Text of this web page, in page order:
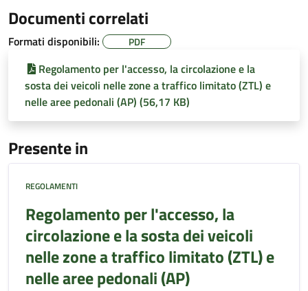
Documenti correlati
Formati disponibili: PDF
Regolamento per l'accesso, la circolazione e la
sosta dei veicoli nelle zone a traffico limitato (ZTL) e
nelle aree pedonali (AP) (56,17 KB)
Presente in
REGOLAMENTI
Regolamento per l'accesso, la
circolazione e la sosta dei veicoli
nelle zone a traffico limitato (ZTL) e
nelle aree pedonali (AP)